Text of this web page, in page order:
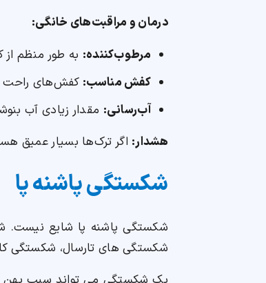
درمان و مراقبت‌های خانگی:
مرطوب‌کننده: به طور منظم
کفش مناسب: کفش‌های راحت و
آب‌رسانی: مقدار زیادی آب
هشدار: اگر ترک‌ها بسیار عمیق
شکستگی پاشنه پا
شکستگی های تارسال، شکستگی